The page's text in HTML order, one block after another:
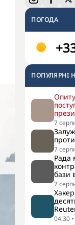
ПОГОДА
ПОПУЛЯРНI
7
7
Рада
бази
7
04:30 •